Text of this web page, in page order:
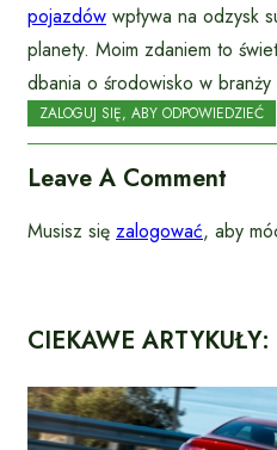
pojazdów wpływa na odzysk
planety. Moim zdaniem to
dbania o środowisko w branży
ZALOGUJ SIĘ, ABY ODPOWIEDZIEĆ
Leave A Comment
Musisz się zalogować, aby
CIEKAWE ARTYKUŁY: